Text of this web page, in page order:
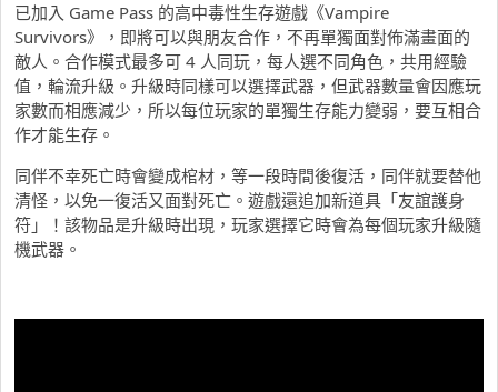
已加入 Game Pass 的高中毒性生存遊戲《Vampire
Survivors》，即將可以與朋友合作，不再單獨面對佈滿畫面的
敵人。合作模式最多可 4 人同玩，每人選不同角色，共用經驗
值，輪流升級。升級時同樣可以選擇武器，但武器數量會因應玩
家數而相應減少，所以每位玩家的單獨生存能力變弱，要互相合
作才能生存。
同伴不幸死亡時會變成棺材，等一段時間後復活，同伴就要替他
清怪，以免一復活又面對死亡。遊戲還追加新道具「友誼護身
符」！該物品是升級時出現，玩家選擇它時會為每個玩家升級隨
機武器。